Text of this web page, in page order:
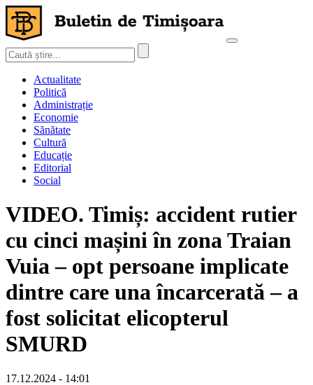
Actualitate
Politică
Administrație
Economie
Sănătate
Cultură
Educație
Editorial
Social
VIDEO. Timiș: accident rutier
cu cinci mașini în zona Traian
Vuia – opt persoane implicate
dintre care una încarcerată – a
fost solicitat elicopterul
SMURD
17.12.2024 - 14:01